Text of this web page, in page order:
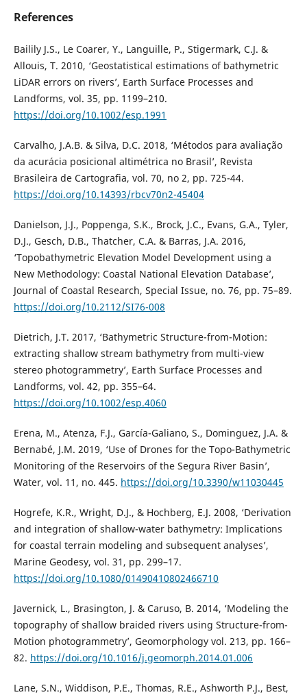
References
Bailily J.S., Le Coarer, Y., Languille, P., Stigermark, C.J. &
Allouis, T. 2010, ‘Geostatistical estimations of bathymetric
LiDAR errors on rivers’, Earth Surface Processes and
Landforms, vol. 35, pp. 1199–210.
https://doi.org/10.1002/esp.1991
Carvalho, J.A.B. & Silva, D.C. 2018, ‘Métodos para avaliação
da acurácia posicional altimétrica no Brasil’, Revista
Brasileira de Cartografia, vol. 70, no 2, pp. 725-44.
https://doi.org/10.14393/rbcv70n2-45404
Danielson, J.J., Poppenga, S.K., Brock, J.C., Evans, G.A., Tyler,
D.J., Gesch, D.B., Thatcher, C.A. & Barras, J.A. 2016,
‘Topobathymetric Elevation Model Development using a
New Methodology: Coastal National Elevation Database’,
Journal of Coastal Research, Special Issue, no. 76, pp. 75–89.
https://doi.org/10.2112/SI76-008
Dietrich, J.T. 2017, ‘Bathymetric Structure-from-Motion:
extracting shallow stream bathymetry from multi-view
stereo photogrammetry’, Earth Surface Processes and
Landforms, vol. 42, pp. 355–64.
https://doi.org/10.1002/esp.4060
Erena, M., Atenza, F.J., García-Galiano, S., Dominguez, J.A. &
Bernabé, J.M. 2019, ‘Use of Drones for the Topo-Bathymetric
Monitoring of the Reservoirs of the Segura River Basin’,
Water, vol. 11, no. 445. https://doi.org/10.3390/w11030445
Hogrefe, K.R., Wright, D.J., & Hochberg, E.J. 2008, ‘Derivation
and integration of shallow-water bathymetry: Implications
for coastal terrain modeling and subsequent analyses’,
Marine Geodesy, vol. 31, pp. 299–17.
https://doi.org/10.1080/01490410802466710
Javernick, L., Brasington, J. & Caruso, B. 2014, ‘Modeling the
topography of shallow braided rivers using Structure-from-
Motion photogrammetry’, Geomorphology vol. 213, pp. 166–
82. https://doi.org/10.1016/j.geomorph.2014.01.006
Lane, S.N., Widdison, P.E., Thomas, R.E., Ashworth P.J., Best,